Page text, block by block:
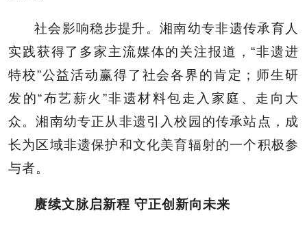
社会影响稳步提升。湘南幼专非遗传承育人
实践获得了多家主流媒体的关注报道，“非遗进
特校”公益活动赢得了社会各界的肯定；师生研
发的“布艺薪火”非遗材料包走入家庭、走向大
众。湘南幼专正从非遗引入校园的传承站点，成
长为区域非遗保护和文化美育辐射的一个积极参
与者。
赓续文脉启新程 守正创新向未来